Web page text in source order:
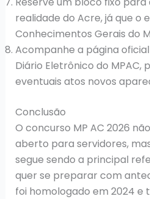
realidade do Acre, já que o
Conhecimentos Gerais do
Acompanhe a página
Diário Eletrônico do MPAC,
eventuais atos novos
Conclusão
O concurso MP AC 2026
aberto para servidores,
segue sendo a principal
quer se preparar com
foi homologado em 2024 e